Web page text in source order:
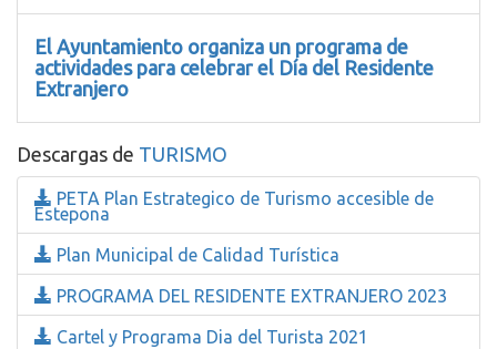
El Ayuntamiento organiza un programa de
actividades para celebrar el Día del Residente
Extranjero
Descargas de TURISMO
PETA Plan Estrategico de Turismo accesible de
Estepona
Plan Municipal de Calidad Turística
PROGRAMA DEL RESIDENTE EXTRANJERO 2023
Cartel y Programa Dia del Turista 2021